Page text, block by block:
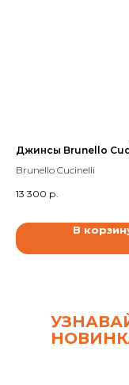
Джинсы Brunello
Brunello Cucinelli
13 300 р.
В